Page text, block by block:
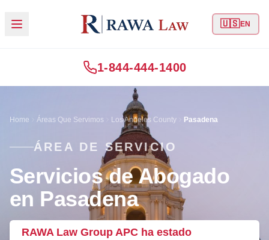
🇺🇸EN
1-844-444-1400
Home Áreas Que Servimos Los Angeles County Pasadena
ÁREA DE SERVICIO
Servicios de Abogado
en Pasadena
RAWA Law Group APC ha estado